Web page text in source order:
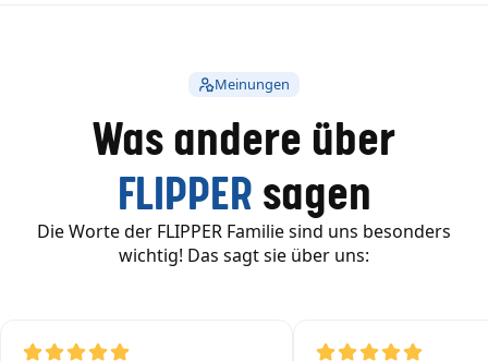
Meinungen
Was andere über
FLIPPER sagen
Die Worte der FLIPPER Familie sind uns besonders
wichtig! Das sagt sie über uns: